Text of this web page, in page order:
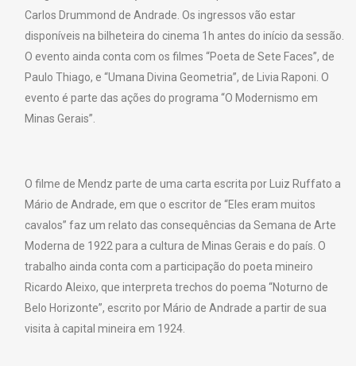
Carlos Drummond de Andrade. Os ingressos vão estar
disponíveis na bilheteira do cinema 1h antes do início da sessão.
O evento ainda conta com os filmes “Poeta de Sete Faces”, de
Paulo Thiago, e “Umana Divina Geometria”, de Livia Raponi. O
evento é parte das ações do programa “O Modernismo em
Minas Gerais”.
O filme de Mendz parte de uma carta escrita por Luiz Ruffato a
Mário de Andrade, em que o escritor de “Eles eram muitos
cavalos” faz um relato das consequências da Semana de Arte
Moderna de 1922 para a cultura de Minas Gerais e do país. O
trabalho ainda conta com a participação do poeta mineiro
Ricardo Aleixo, que interpreta trechos do poema “Noturno de
Belo Horizonte”, escrito por Mário de Andrade a partir de sua
visita à capital mineira em 1924.